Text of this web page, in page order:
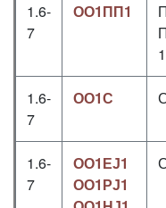
1.6-
7
ОО1ПП1
1
1.6-
7
ОО1С
1.6-
7
ОО1ЕЈ1
ОО1РЈ1